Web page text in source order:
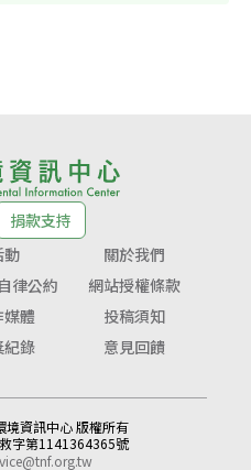
捐款支持
動
關於我們
律公約
網站授權條款
體
投稿須知
紀錄 意見回饋
資訊中心 版權所有
字第1141364365號